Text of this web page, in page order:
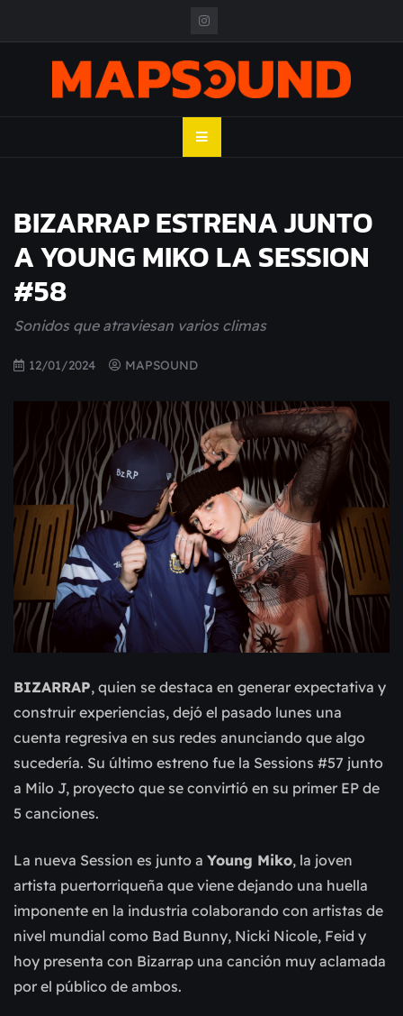
MAPSOUND
BIZARRAP ESTRENA JUNTO
A YOUNG MIKO LA SESSION
#58
Sonidos que atraviesan varios climas
12/01/2024 MAPSOUND
BIZARRAP, quien se destaca en generar expectativa y
construir experiencias, dejó el pasado lunes una
cuenta regresiva en sus redes anunciando que algo
sucedería. Su último estreno fue la Sessions #57 junto
a Milo J, proyecto que se convirtió en su primer EP de
5 canciones.
La nueva Session es junto a Young Miko, la joven
artista puertorriqueña que viene dejando una huella
imponente en la industria colaborando con artistas de
nivel mundial como Bad Bunny, Nicki Nicole, Feid y
hoy presenta con Bizarrap una canción muy aclamada
por el público de ambos.